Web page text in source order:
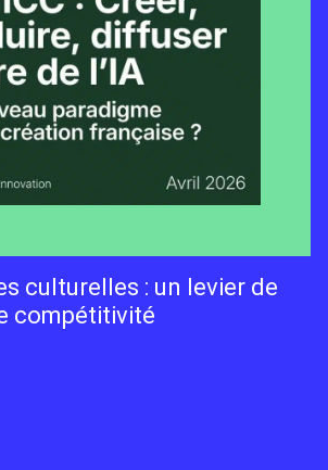
culturelles : un levier de
compétitivité